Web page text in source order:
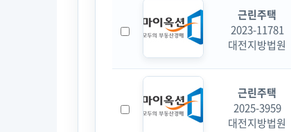
근린주택
2023-11781
대전지방법원
근린주택
2025-3959
대전지방법원